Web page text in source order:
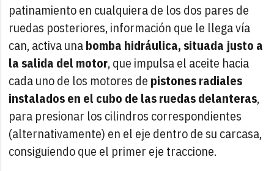
patinamiento en cualquiera de los dos pares de
ruedas posteriores, información que le llega vía
can, activa unabomba hidráulica, situada justo a
la salida del motor, que impulsa el aceite hacia
cada uno de los motores de pistones radiales
instalados en el cubo de las ruedas delanteras,
para presionar los cilindros correspondientes
(alternativamente) en el eje dentro de su carcasa,
consiguiendo que el primer eje traccione.